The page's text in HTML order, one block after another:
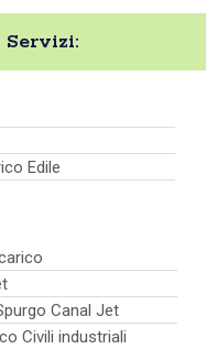
Edile
Canal Jet
Civili industriali